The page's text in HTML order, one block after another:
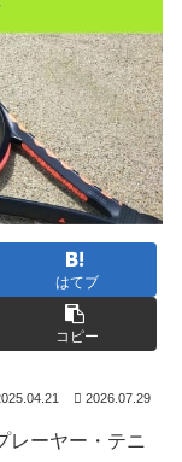
はてブ
コピー
2026.07.29
レーヤー・テニ